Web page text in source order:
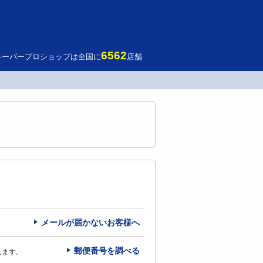
ーパープロショップは全国に6562店舗
メールが届かないお客様へ
す。 郵便番号を調べる